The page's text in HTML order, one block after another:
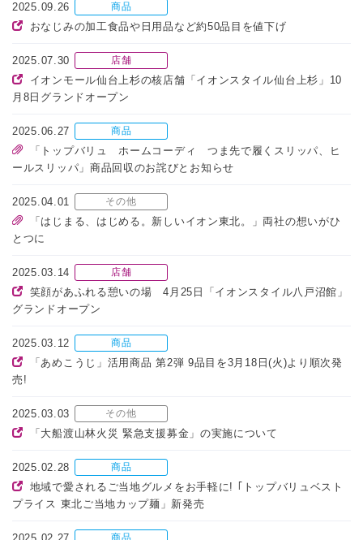
2025.09.26 商品
おなじみの加工食品や日用品など約50品目を値下げ
2025.07.30 店舗
イオンモール仙台上杉の核店舗「イオンスタイル仙台上杉」10
月8日グランドオープン
2025.06.27 商品
「トップバリュ ホームコーディ つま先で履くスリッパ、ヒ
ールスリッパ」商品回収のお詫びとお知らせ
2025.04.01 その他
「はじまる、はじめる。新しいイオン東北。」両社の想いがひ
とつに
2025.03.14 店舗
笑顔があふれる憩いの場 4月25日「イオンスタイル八戸沼館」
グランドオープン
2025.03.12 商品
「あめこうじ」活用商品 第2弾 9品目を3月18日(火)より順次発
売!
2025.03.03 その他
「大船渡山林火災 緊急支援募金」の実施について
2025.02.28 商品
地域で愛されるご当地グルメをお手軽に! ｢トップバリュベスト
プライス 東北ご当地カップ麺」新発売